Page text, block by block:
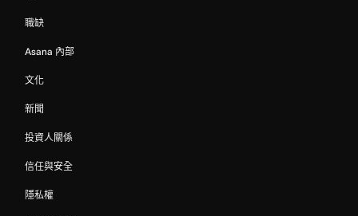
職缺
Asana 內部
文化
新聞
投資人關係
信任與安全
隱私權